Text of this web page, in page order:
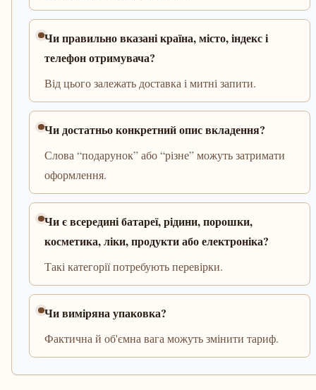
Чи правильно вказані країна, місто, індекс і
телефон отримувача?
Від цього залежать доставка і митні запити.
Чи достатньо конкретний опис вкладення?
Слова “подарунок” або “різне” можуть затримати
оформлення.
Чи є всередині батареї, рідини, порошки,
косметика, ліки, продукти або електроніка?
Такі категорії потребують перевірки.
Чи виміряна упаковка?
Фактична й об'ємна вага можуть змінити тариф.